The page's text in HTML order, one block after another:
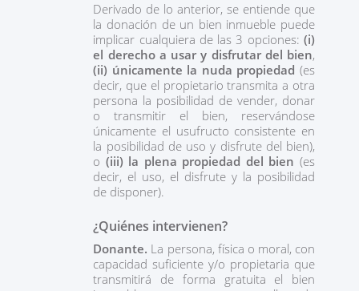
Derivado de lo anterior, se entiende que
la donación de un bien inmueble puede
implicar cualquiera de las 3 opciones: (i)
el derecho a usar y disfrutar del bien,
(ii) únicamente la nuda propiedad (es
decir, que el propietario transmita a otra
persona la posibilidad de vender, donar
o transmitir el bien, reservándose
únicamente el usufructo consistente en
la posibilidad de uso y disfrute del bien),
o (iii) la plena propiedad del bien (es
decir, el uso, el disfrute y la posibilidad
de disponer).
¿Quiénes intervienen?
Donante. La persona, física o moral, con
capacidad suficiente y/o propietaria que
transmitirá de forma gratuita el bien